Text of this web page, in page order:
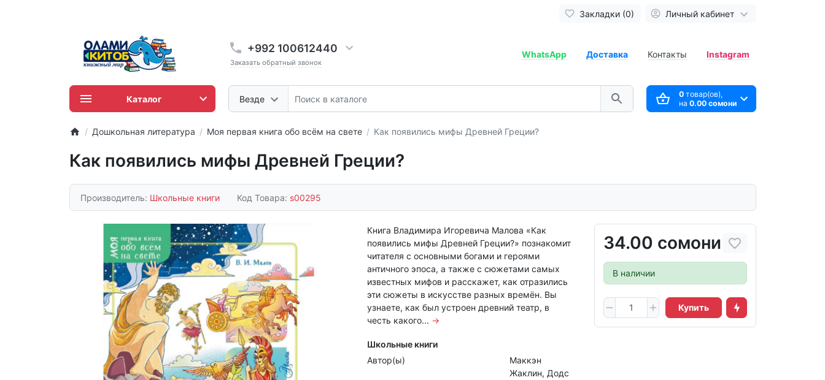
Закладки (0) Личный кабинет
+992 100612440
Заказать обратный звонок
Везде
WhatsApp Доставка Контакты Instagram
0товар(ов),
на 0.00 сомони
Каталог
Дошкольная литература Моя первая книга обо всём на свете Как появились мифы Древней Греции?
Как появились мифы Древней Греции?
Производитель: Школьные книги Код Товара: s00295
34.00 сомони
В наличии
Купить
Книга Владимира Игоревича Малова «Как
появились мифы Древней Греции?» познакомит
читателя с основными богами и героями
античного эпоса, а также с сюжетами самых
известных мифов и расскажет, как отразились
эти сюжеты в искусстве разных времён. Вы
узнаете, как был устроен древний театр, в
честь какого... →
Школьные книги
Автор(ы)
Маккэн
Жаклин, Додс